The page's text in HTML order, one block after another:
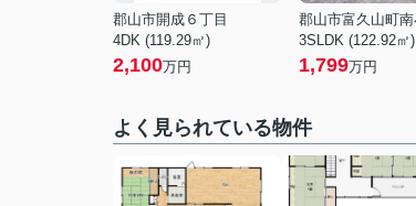
郡山市開成６丁目
4DK (119.29㎡)
2,100万円
3SLDK (122.92㎡)
1,799万円
よく見られている物件